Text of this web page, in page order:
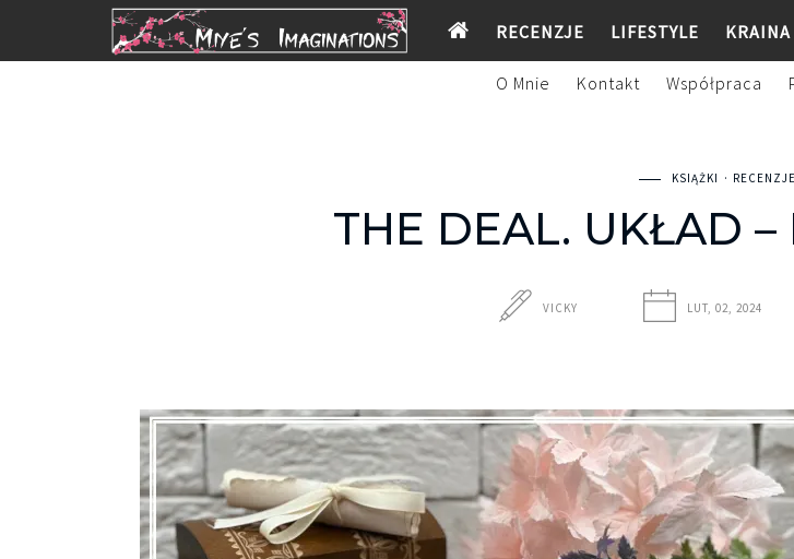
RECENZJE LIFESTYLE KRAINA
O Mnie Kontakt Współpraca
KSIĄŻKI RECENZJE
THE DEAL. UKŁAD –
VICKY LUT, 02, 2024